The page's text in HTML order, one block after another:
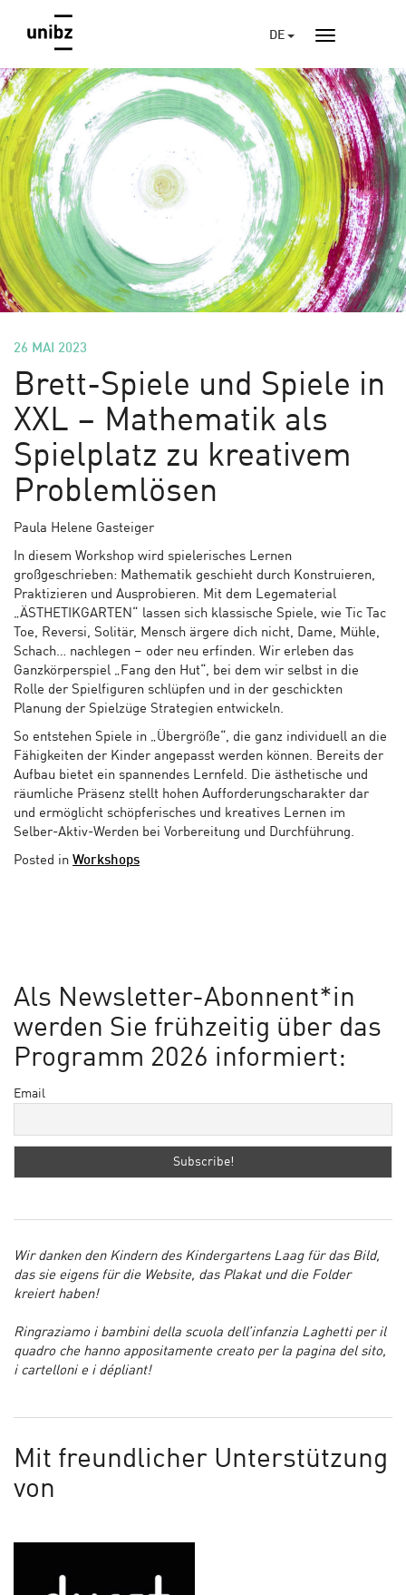
DE
26 MAI 2023
Brett-Spiele und Spiele in
XXL – Mathematik als
Spielplatz zu kreativem
Problemlösen
Paula Helene Gasteiger
In diesem Workshop wird spielerisches Lernen
großgeschrieben: Mathematik geschieht durch Konstruieren,
Praktizieren und Ausprobieren. Mit dem Legematerial
„ÄSTHETIKGARTEN“ lassen sich klassische Spiele, wie Tic Tac
Toe, Reversi, Solitär, Mensch ärgere dich nicht, Dame, Mühle,
Schach… nachlegen – oder neu erfinden. Wir erleben das
Ganzkörperspiel „Fang den Hut“, bei dem wir selbst in die
Rolle der Spielfiguren schlüpfen und in der geschickten
Planung der Spielzüge Strategien entwickeln.
So entstehen Spiele in „Übergröße“, die ganz individuell an die
Fähigkeiten der Kinder angepasst werden können. Bereits der
Aufbau bietet ein spannendes Lernfeld. Die ästhetische und
räumliche Präsenz stellt hohen Aufforderungscharakter dar
und ermöglicht schöpferisches und kreatives Lernen im
Selber-Aktiv-Werden bei Vorbereitung und Durchführung.
Posted in Workshops
Als Newsletter-Abonnent*in
werden Sie frühzeitig über das
Programm 2026 informiert:
Email
Wir danken den Kindern des Kindergartens Laag für das Bild,
das sie eigens für die Website, das Plakat und die Folder
kreiert haben!
Ringraziamo i bambini della scuola dell’infanzia Laghetti per il
quadro che hanno appositamente creato per la pagina del sito,
i cartelloni e i dépliant!
Mit freundlicher Unterstützung
von